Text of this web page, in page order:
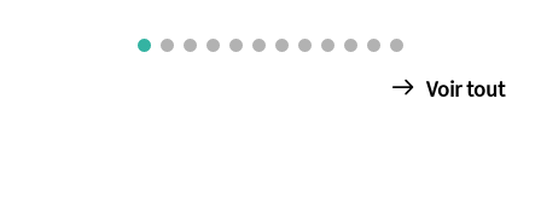
Voir tout